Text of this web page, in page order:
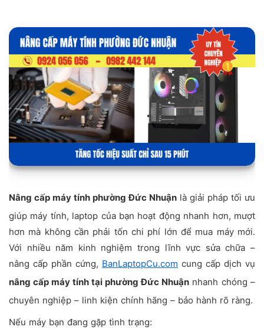
Nâng cấp máy tính phường Đức Nhuận là giải pháp tối ưu
giúp máy tính, laptop của bạn hoạt động nhanh hơn, mượt
hơn mà không cần phải tốn chi phí lớn để mua máy mới.
Với nhiều năm kinh nghiệm trong lĩnh vực sửa chữa –
nâng cấp phần cứng, BanLaptopCu.com cung cấp dịch vụ
nâng cấp máy tính tại phường Đức Nhuận nhanh chóng –
chuyên nghiệp – linh kiện chính hãng – bảo hành rõ ràng.
Nếu máy bạn đang gặp tình trạng: